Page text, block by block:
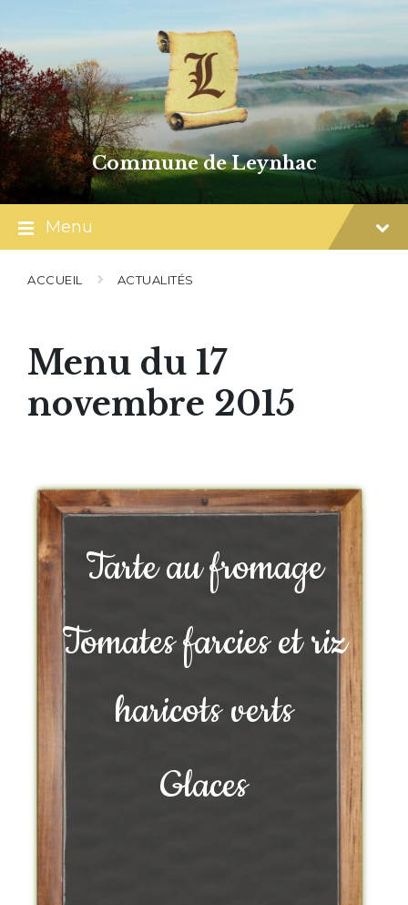
content
main
navigation
footer
Commune de Leynhac
Menu
ACCUEIL ACTUALITÉS
Menu du 17
novembre 2015
Tarte au fromage
Tomates farcies et riz
haricots verts
Glaces